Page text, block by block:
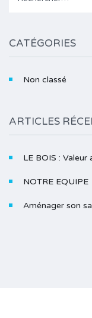
CATÉGORIES
Non classé
ARTICLES
LE BOIS : Valeur
NOTRE EQUIPE
Aménager son